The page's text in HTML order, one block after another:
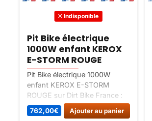
Indisponible
Pit Bike électrique
1000W enfant KEROX
E-STORM ROUGE
Pit Bike électrique 1000W
enfant KEROX E-STORM
ROUGE sur Dirt Bike France :
un article classé Pocket bike /
mini moto cross.
762,00€ Ajouter au panier